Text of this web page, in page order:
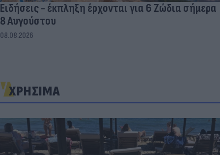
Ειδήσεις - έκπληξη έρχονται για 6 Ζώδια σήμερα
8 Αυγούστου
08.08.2026
ΧΡΗΣΙΜΑ